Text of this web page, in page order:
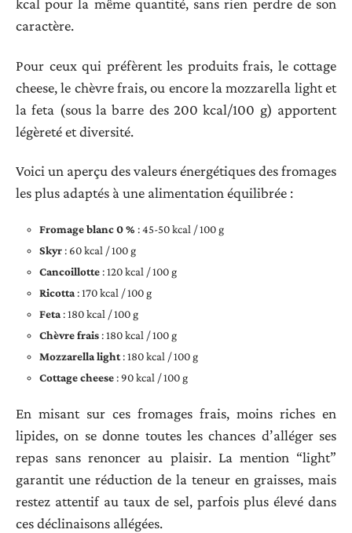
kcal pour la même quantité, sans rien perdre de son
caractère.
Pour ceux qui préfèrent les produits frais, le cottage
cheese, le chèvre frais, ou encore la mozzarella light et
la feta (sous la barre des 200 kcal/100 g) apportent
légèreté et diversité.
Voici un aperçu des valeurs énergétiques des fromages
les plus adaptés à une alimentation équilibrée :
Fromage blanc 0 % : 45-50 kcal / 100 g
Skyr: 60 kcal / 100 g
Cancoillotte: 120 kcal / 100 g
Ricotta: 170 kcal / 100 g
Feta: 180 kcal / 100 g
Chèvre frais: 180 kcal / 100 g
Mozzarella light: 180 kcal / 100 g
Cottage cheese: 90 kcal / 100 g
En misant sur ces fromages frais, moins riches en
lipides, on se donne toutes les chances d’alléger ses
repas sans renoncer au plaisir. La mention “light”
garantit une réduction de la teneur en graisses, mais
restez attentif au taux de sel, parfois plus élevé dans
ces déclinaisons allégées.